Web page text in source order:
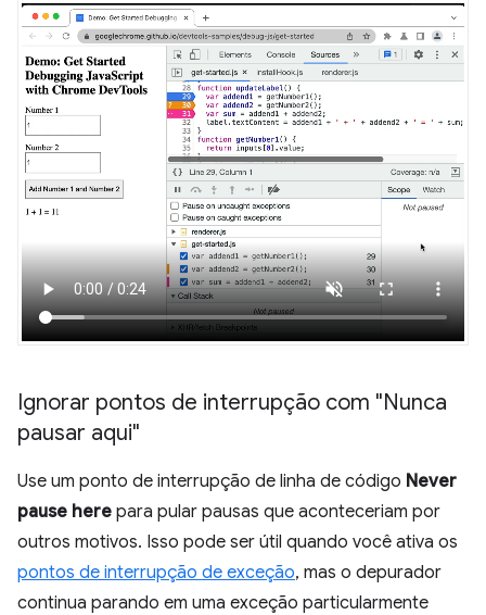
Ignorar pontos de interrupção com "Nunca
pausar aqui"
Use um ponto de interrupção de linha de código Never
pause here para pular pausas que aconteceriam por
outros motivos. Isso pode ser útil quando você ativa os
pontos de interrupção de exceção, mas o depurador
continua parando em uma exceção particularmente